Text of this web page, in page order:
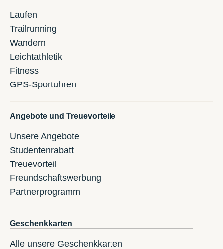
Laufen
Trailrunning
Wandern
Leichtathletik
Fitness
GPS-Sportuhren
Angebote und Treuevorteile
Unsere Angebote
Studentenrabatt
Treuevorteil
Freundschaftswerbung
Partnerprogramm
Geschenkkarten
Alle unsere Geschenkkarten